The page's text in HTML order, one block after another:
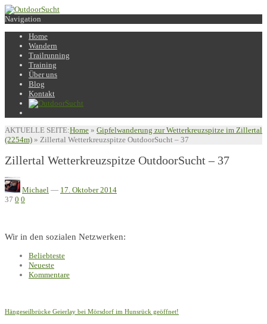
Navigation
Home
Wandern
Trailrunning
Training
Über uns
Blog
Kontakt
AKTUELLE SEITE:Home » Gipfelwanderung zur Wetterkreuzspitze im Zillertal
(2254m) » Zillertal Wetterkreuzspitze OutdoorSucht – 37
Zillertal Wetterkreuzspitze OutdoorSucht – 37
Michael — 17. Oktober 2014
37 0 0
Wir in den sozialen Netzwerken:
Beliebteste
Neueste
Kommentare
Hängeseilbrücke Geierlay bei Mörsdorf im Hunsrück geöffnet!